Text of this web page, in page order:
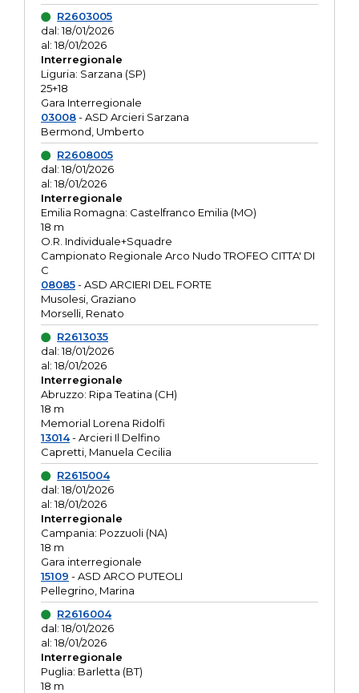
R2603005
dal: 18/01/2026
al: 18/01/2026
Interregionale
Liguria: Sarzana (SP)
25+18
Gara Interregionale
03008- ASD Arcieri Sarzana
Bermond, Umberto
R2608005
dal: 18/01/2026
al: 18/01/2026
Interregionale
Emilia Romagna: Castelfranco Emilia (MO)
18 m
O.R. Individuale+Squadre
Campionato Regionale Arco Nudo TROFEO CITTA' DI
C
08085- ASD ARCIERI DEL FORTE
Musolesi, Graziano
Morselli, Renato
R2613035
dal: 18/01/2026
al: 18/01/2026
Interregionale
Abruzzo: Ripa Teatina (CH)
18 m
Memorial Lorena Ridolfi
13014- Arcieri Il Delfino
Capretti, Manuela Cecilia
R2615004
dal: 18/01/2026
al: 18/01/2026
Interregionale
Campania: Pozzuoli (NA)
18 m
Gara interregionale
15109 - ASD ARCO PUTEOLI
Pellegrino, Marina
R2616004
dal: 18/01/2026
al: 18/01/2026
Interregionale
Puglia: Barletta (BT)
18 m